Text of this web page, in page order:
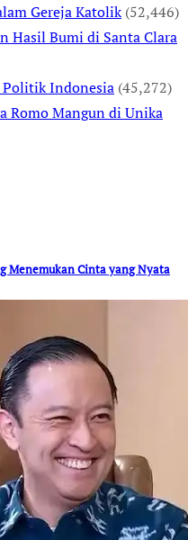
Gereja Katolik (52,446)
Hasil Bumi di Santa Clara
Politik Indonesia (45,272)
Romo Mangun di Unika
Menemukan Cinta yang Nyata